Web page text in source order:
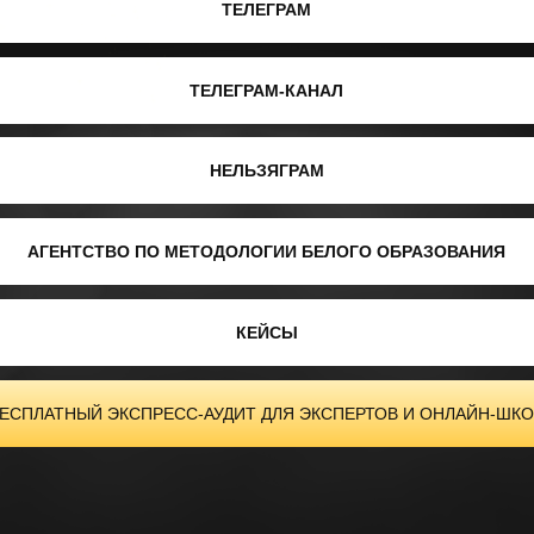
ТЕЛЕГРАМ
ЭКСПРЕСС-АУДИТ ДЛЯ ЭКСПЕРТОВ И ОНЛАЙН-
НЕЛЬЗЯГРАМ
АГЕНТСТВО ПО МЕТОДОЛОГИИ БЕЛОГО ОБРАЗОВАНИЯ
КЕЙСЫ
ТЕЛЕГРАМ-КАНАЛ